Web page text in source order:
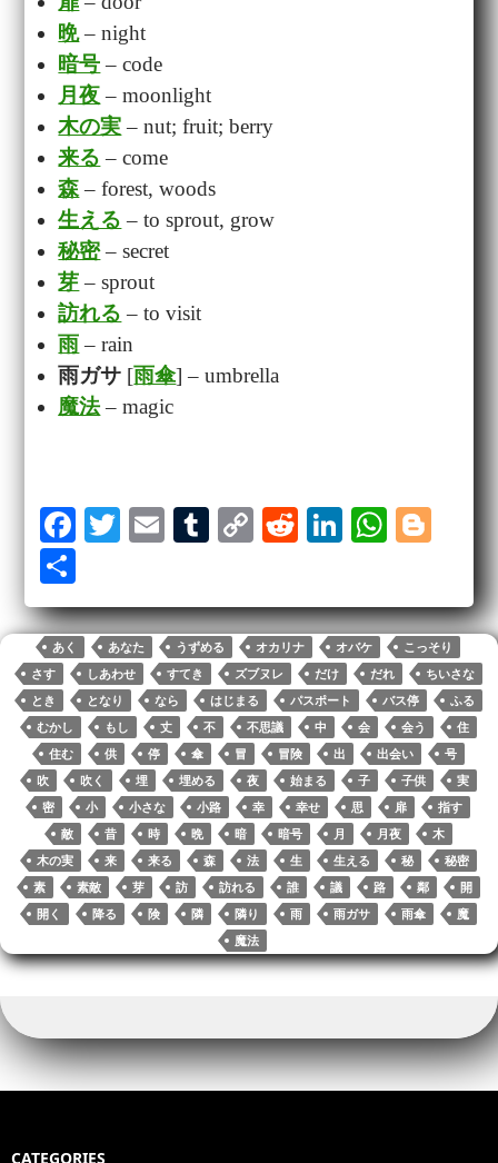
晩– night
暗号– code
月夜– moonlight
木の実– nut; fruit; berry
来る – come
森– forest, woods
生える – to sprout, grow
秘密– secret
芽– sprout
訪れる – to visit
雨– rain
雨ガサ [雨傘] – umbrella
魔法– magic
Fa
bo
ok
T
tte
r
E
ail
T
m
bl
r
C
y
Li
nk
R
di
t
Li
ed
In
W
ts
A
pp
ge
r
ha
re
あく あなた うずめる オカリナ オバケ
こっそり
さす
しあわせ すてき ズブヌレ だけ だれ
ちいさな
とき
となり なら はじまる パスポート バス停
ふる
むかし
もし 丈 不 不思議 中 会 会う
住
住む
供 停 傘 冒 冒険 出 出会い
号
吹
吹く 埋 埋める 夜 始まる 子 子供
実
密
小 小さな 小路 幸 幸せ 思 扉
指す
敵
昔 時 晩 暗 暗号 月 月夜
木
木の実
来 来る 森 法 生 生える 秘
秘密
素
素敵 芽 訪 訪れる 誰 議 路 鄰
開
開く
降る 険 隣 隣り 雨 雨ガサ 雨傘
魔
魔法
CATEGORIES